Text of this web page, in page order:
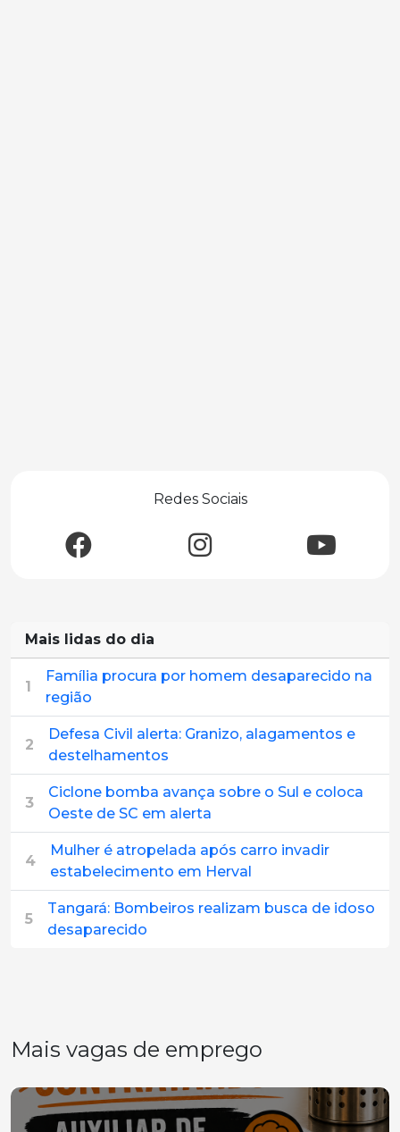
Redes Sociais
Mais lidas do dia
1
Família procura por homem desaparecido na
região
2
Defesa Civil alerta: Granizo, alagamentos e
destelhamentos
3
Ciclone bomba avança sobre o Sul e coloca
Oeste de SC em alerta
4
Mulher é atropelada após carro invadir
estabelecimento em Herval
5
Tangará: Bombeiros realizam busca de idoso
desaparecido
Mais vagas de emprego